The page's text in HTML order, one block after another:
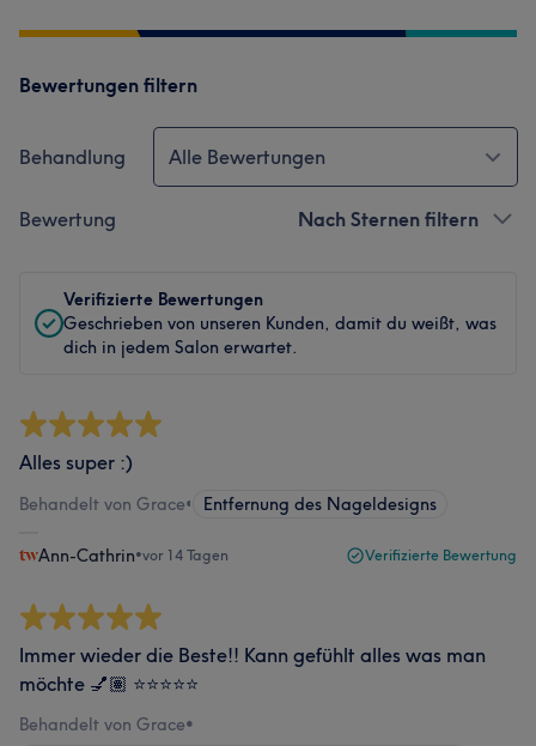
Bewertungen filtern
Behandlung Alle Bewertungen
Bewertung Nach Sternen filtern
Verifizierte Bewertungen
Geschrieben von unseren Kunden, damit du weißt, was
dich in jedem Salon erwartet.
Alles super :)
Behandelt von Grace• Entfernung des Nageldesigns
Ann-Cathrin•vor 14 Tagen Verifizierte Bewertung
Immer wieder die Beste!! Kann gefühlt alles was man
möchte 💅🏽 ⭐️⭐️⭐️⭐️⭐️
Behandelt von Grace•